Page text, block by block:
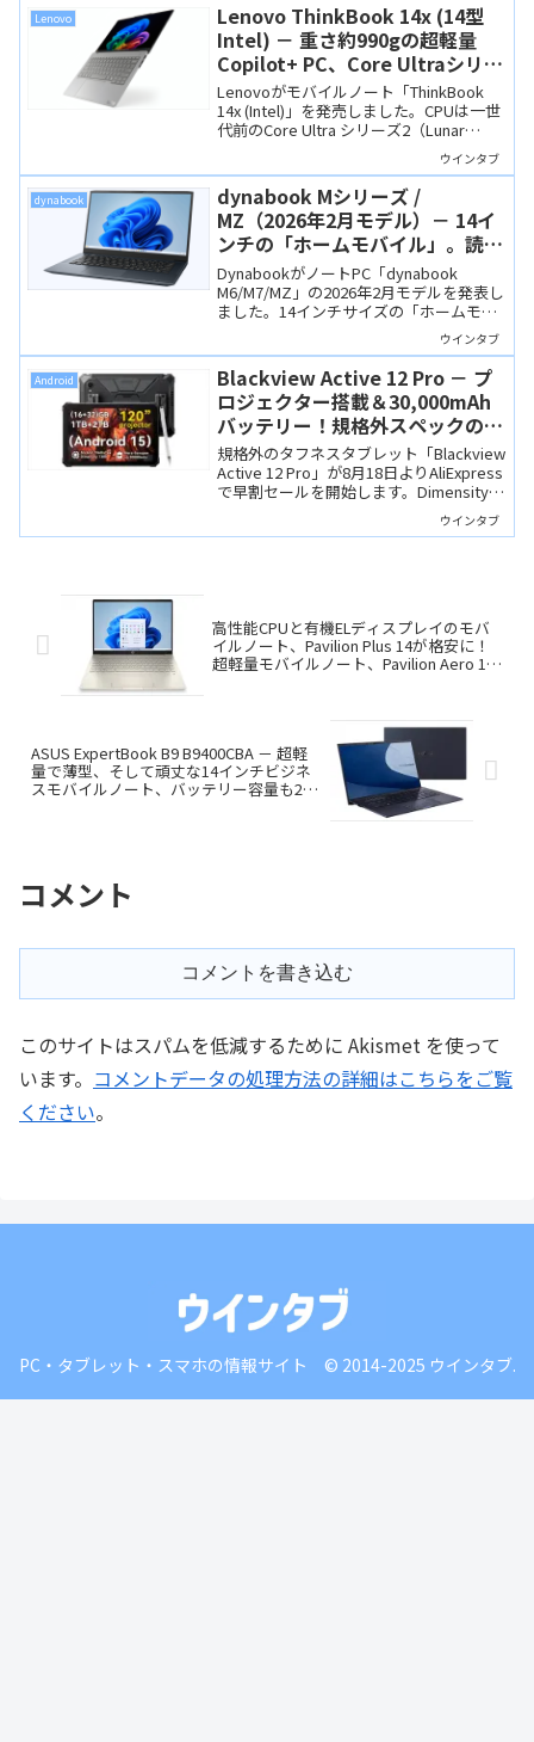
Lenovo
Lenovo ThinkBook 14x (14型
Intel) － 重さ約990gの超軽量
Copilot+ PC、Core Ultraシリー
ズ2搭載でお買い得感もあり
Lenovoがモバイルノート「ThinkBook
14x (Intel)」を発売しました。CPUは一世
代前のCore Ultra シリーズ2（Lunar
Lake）ですが性能は高く、Copilot+ PCの
要件を満たしています。1キロを切る超軽
量ながらSSDの増設に対応するなど、機
能性にも優れた製品です。
ウインタブ
dynabook
dynabook Mシリーズ /
MZ（2026年2月モデル）－ 14イ
ンチの「ホームモバイル」。読者
限定サイトなら11万円台からとハ
イコスパ！
DynabookがノートPC「dynabook
M6/M7/MZ」の2026年2月モデルを発表し
ました。14インチサイズの「ホームモバ
イルノート」で、Core 5/Core 7を搭載、
入出力ポートも充実しています。ウイン
タブ読者なら特別サイト経由で114,180円
（税込）とお買い得価格で購入できます
よ！
ウインタブ
Android
Blackview Active 12 Pro － プ
ロジェクター搭載＆30,000mAh
バッテリー！規格外スペックのタ
フネスタブレットが早割セール
規格外のタフネスタブレット「Blackview
Active 12 Pro」が8月18日よりAliExpress
で早割セールを開始します。Dimensity
7300搭載、11インチ90Hzディスプレイ、
30,000mAhバッテリー、プロジェクター
ウインタブ
高性能CPUと有機ELディスプレイのモバ
イルノート、Pavilion Plus 14が格安に！
超軽量モバイルノート、Pavilion Aero 13
ASUS ExpertBook B9 B9400CBA － 超軽
量で薄型、そして頑丈な14インチビジネ
スモバイルノート、バッテリー容量も2種
コメント
コメントを書き込む
このサイトはスパムを低減するために Akismet を使って
います。 コメントデータの処理方法の詳細はこちらをご覧
ください。
PC・タブレット・スマホの情報サイト © 2014-2025 ウインタブ.